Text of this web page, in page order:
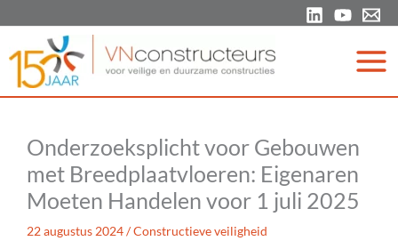
de
inhoud
Onderzoeksplicht voor Gebouwen
met Breedplaatvloeren: Eigenaren
Moeten Handelen voor 1 juli 2025
22 augustus 2024/Constructieve veiligheid